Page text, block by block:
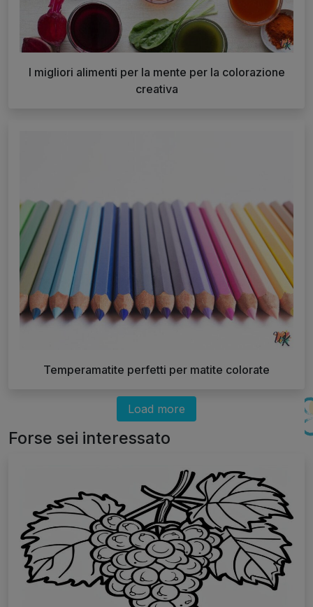
I migliori alimenti per la mente per la colorazione
creativa
Temperamatite perfetti per matite colorate
Load more
Forse sei interessato